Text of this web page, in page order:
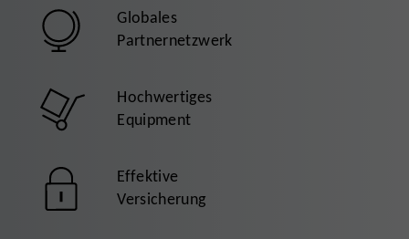
Globales
Partnernetzwerk
Hochwertiges
Equipment
Effektive
Versicherung